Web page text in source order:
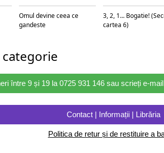
Omul devine ceea ce
gandeste
3, 2, 1... Bogatie!
cartea 6)
între 9 și 19 la 0725 931 146 sau scrieți e-
Contact | Informații | Librăria
Politica de retur și de restituire a